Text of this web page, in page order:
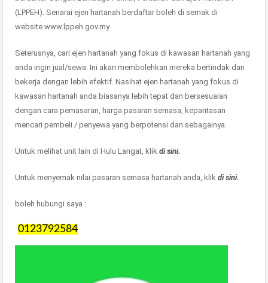
(LPPEH). Senarai ejen hartanah berdaftar boleh di semak di
website www.lppeh.gov.my
Seterusnya, cari ejen hartanah yang fokus di kawasan hartanah yang
anda ingin jual/sewa. Ini akan membolehkan mereka bertindak dan
bekerja dengan lebih efektif. Nasihat ejen hartanah yang fokus di
kawasan hartanah anda biasanya lebih tepat dan bersesuaian
dengan cara pemasaran, harga pasaran semasa, kepantasan
mencari pembeli / penyewa yang berpotensi dan sebagainya.
Untuk melihat unit lain di Hulu Langat, klik di sini.
Untuk menyemak nilai pasaran semasa hartanah anda, klik di sini.
boleh hubungi saya :
0123792584